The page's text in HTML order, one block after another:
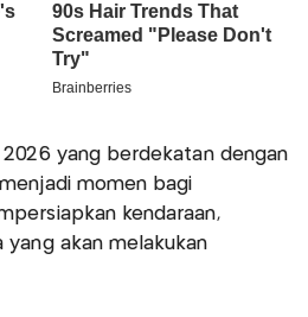
2026 yang berdekatan dengan
momen bagi
kendaraan,
akan melakukan